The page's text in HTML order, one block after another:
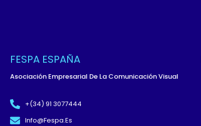
FESPA ESPAÑA
Asociación Empresarial De La Comunicación Visual
+(34) 91 3077444
Info@fespa.es